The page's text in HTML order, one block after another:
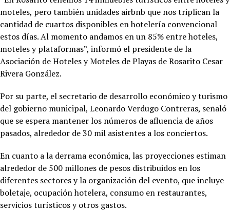
moteles, pero también unidades airbnb que nos triplican la
cantidad de cuartos disponibles en hotelería convencional
estos días. Al momento andamos en un 85% entre hoteles,
moteles y plataformas”, informó el presidente de la
Asociación de Hoteles y Moteles de Playas de Rosarito Cesar
Rivera González.
Por su parte, el secretario de desarrollo económico y turismo
del gobierno municipal, Leonardo Verdugo Contreras, señaló
que se espera mantener los números de afluencia de años
pasados, alrededor de 30 mil asistentes a los conciertos.
En cuanto a la derrama económica, las proyecciones estiman
alrededor de 500 millones de pesos distribuidos en los
diferentes sectores y la organización del evento, que incluye
boletaje, ocupación hotelera, consumo en restaurantes,
servicios turísticos y otros gastos.